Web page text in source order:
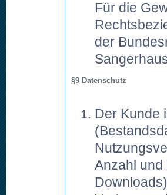
Für die
der
§9 Datenschutz
Der Kunde
Anzahl und